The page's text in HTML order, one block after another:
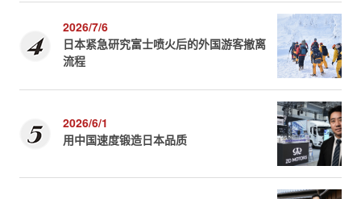
2026/7/6
日本紧急研究富士喷火后的外国游客撤离
流程
2026/6/1
用中国速度锻造日本品质